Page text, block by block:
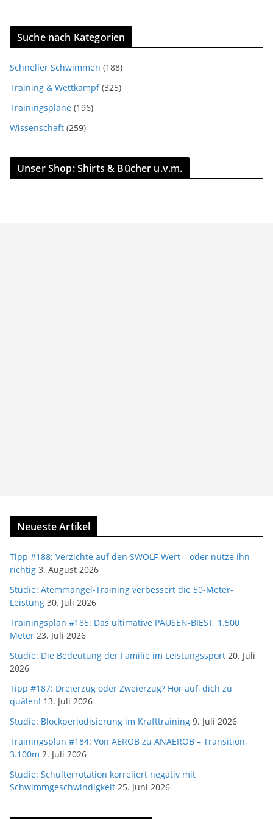
Suche nach Kategorien
Schneller Schwimmen (188)
Training & Wettkampf(325)
Trainingspläne (196)
Wissenschaft (259)
Unser Shop: Shirts & Bücher u.v.m.
Neueste Artikel
Tipp #188: Verzichte auf den SWOLF-Wert – oder nutze ihn
richtig 3. August 2026
Studie: Atemmangel-Training verbessert die 50-Meter-
Leistung 30. Juli 2026
Trainingsplan #185: Das ultimative PAUSEN-BIEST, 1.500
Meter 23. Juli 2026
Studie: Die Bedeutung der Familie im Leistungssport 20. Juli
2026
Tipp #187: Dreierzug oder Zweierzug? Hör auf, dich zu
quälen! 13. Juli 2026
Studie: Blockperiodisierung im Krafttraining 9. Juli 2026
Trainingsplan #184: Von AEROB zu ANAEROB – Transition,
3.100m 2. Juli 2026
Studie: Schulterrotation korreliert negativ mit
Schwimmgeschwindigkeit 25. Juni 2026